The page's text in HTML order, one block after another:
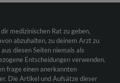
medizinischen Rat zu geben,
abzuhalten, zu deinem Arzt zu
diesen Seiten niemals als
Entscheidungen verwenden.
frage einen anerkannten
Die Artikel und Aufsätze dieser